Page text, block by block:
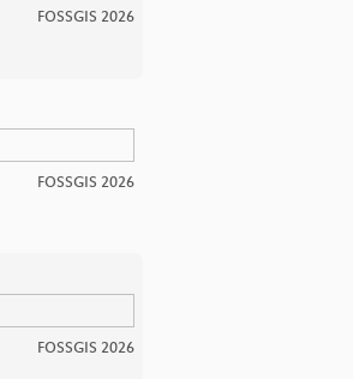
FOSSGIS 2026
FOSSGIS 2026
FOSSGIS 2026